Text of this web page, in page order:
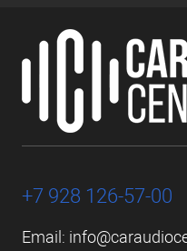
+7 928 126-57-00
Email: